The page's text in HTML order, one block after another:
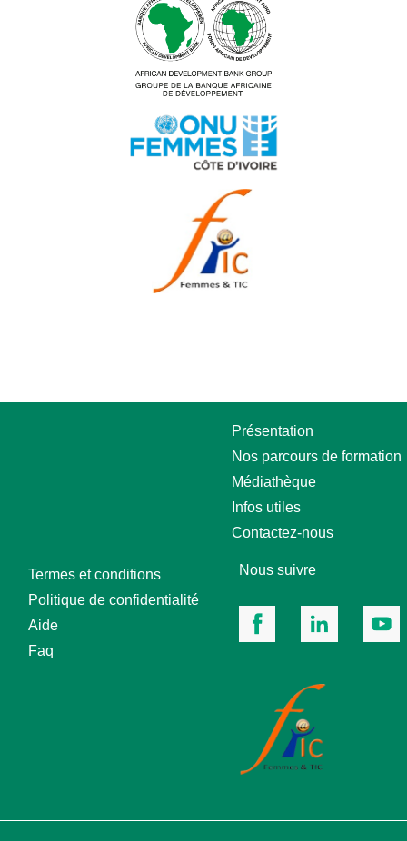
Présentation
Nos parcours de formation
Médiathèque
Infos utiles
Contactez-nous
Termes et conditions
Politique de confidentialité
Aide
Faq
Nous suivre